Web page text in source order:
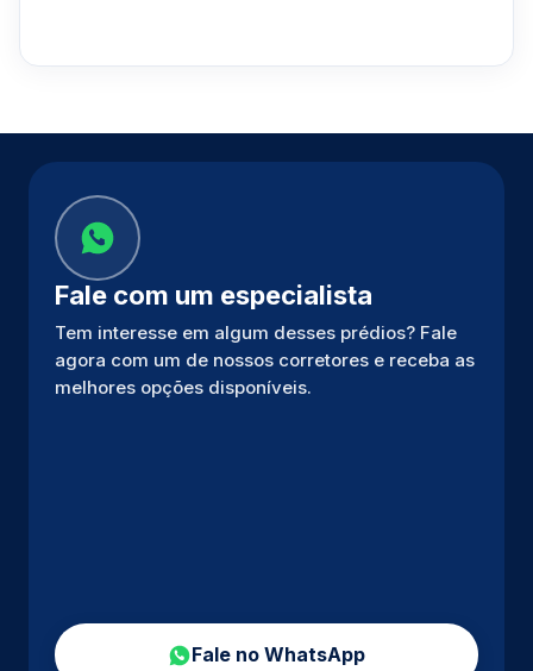
Fale com um especialista
Tem interesse em algum desses prédios? Fale
agora com um de nossos corretores e receba as
melhores opções disponíveis.
Fale no WhatsApp